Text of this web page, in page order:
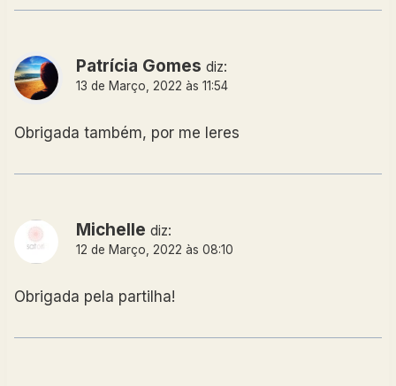
Patrícia Gomes diz:
13 de Março, 2022 às 11:54
Obrigada também, por me leres
Michelle diz:
12 de Março, 2022 às 08:10
Obrigada pela partilha!